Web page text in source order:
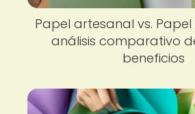
Papel artesanal vs. Papel
análisis comparativo
beneficios